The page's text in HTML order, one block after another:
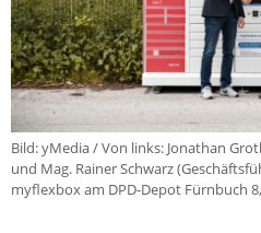
Bild: yMedia / Von links: Jonathan
und Mag. Rainer Schwarz
myflexbox am DPD-Depot Fürnbuch